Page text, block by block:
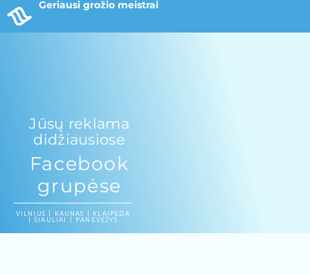
Geriausi grožio meistrai
Jūsų reklama
didžiausiose
Facebook
grupėse
VILNIUS | KAUNAS | KLAIPĖDA
| ŠIAULIAI | PANEVĖŽYS